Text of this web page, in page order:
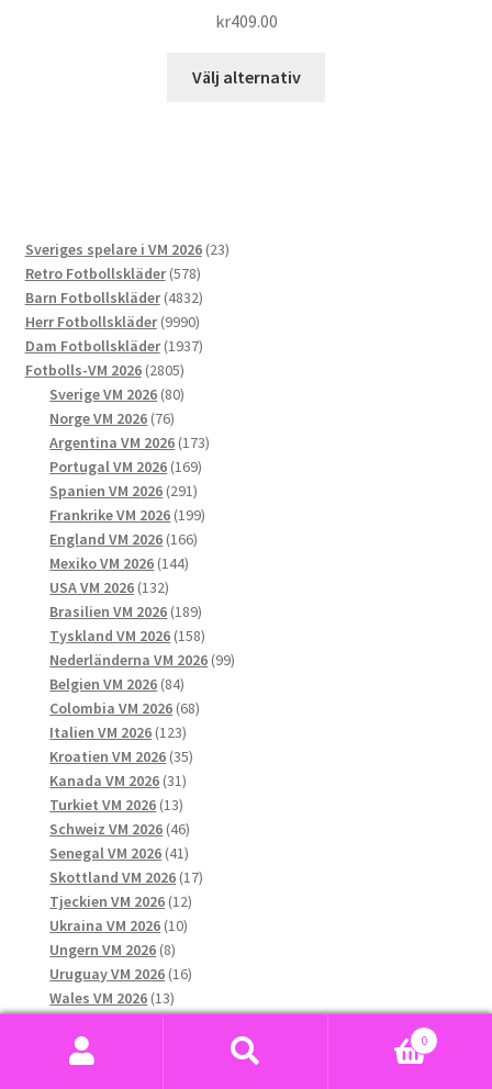
kr409.00
Välj alternativ
Sveriges spelare i VM 2026 2323
Retro Fotbollskläder 578578
produkter
Barn Fotbollskläder 48324832
produkter
Herr Fotbollskläder 99909990
produkter
Dam Fotbollskläder 19371937
Fotbolls-VM 2026 28052805
produkter
Sverige VM 2026 8080
Norge VM 2026 7676
produkter
Argentina VM 2026 173173
Portugal VM 2026 169169
Spanien VM 2026 291291
produkter
Frankrike VM 2026 199199
England VM 2026 166166
Mexiko VM 2026 144144
USA VM 2026 132132
produkter
Brasilien VM 2026 189189
produkter
Tyskland VM 2026 158158
produkter
Nederländerna VM 2026 9999
Belgien VM 2026 8484
produkter
Colombia VM 2026 6868
Italien VM 2026 123123
produkter
Kroatien VM 2026 3535
Kanada VM 2026 3131
produkter
Turkiet VM 2026 1313
produkter
Schweiz VM 2026 4646
produkter
Senegal VM 2026 4141
produkter
Skottland VM 2026 1717
Tjeckien VM 2026 1212
Ukraina VM 2026 1010
Ungern VM 2026 88
produkter
Uruguay VM 2026 1616
Wales VM 2026 1313
produkter
38
produkter
Algeriet VM 2026
Chile VM 2026
0